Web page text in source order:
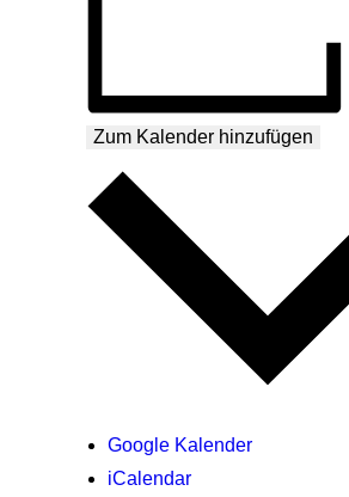
Zum Kalender hinzufügen
Google Kalender
iCalendar